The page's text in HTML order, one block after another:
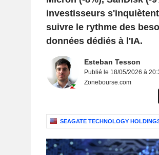
investisseurs
suivre le rythme des
données dédiés à l'IA.
Esteban Tesson
Publié le 18/05/2026 à
Zonebourse.com
SEAGATE TECHNOLOGY